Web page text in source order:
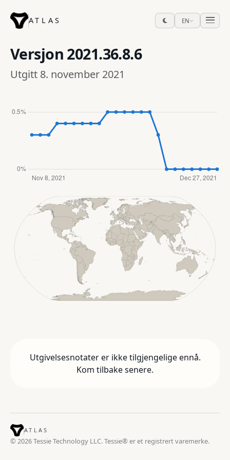
ATLAS EN
Versjon 2021.36.8.6
Utgitt 8. november 2021
Utgivelsesnotater er ikke tilgjengelige ennå.
Kom tilbake senere.
ATLAS
© 2026 Tessie Technology LLC. Tessie® er et registrert varemerke.